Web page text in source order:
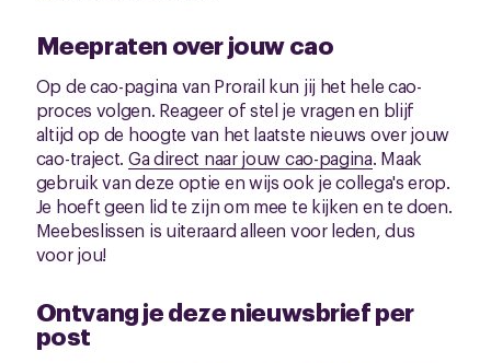
Meepraten over jouw cao
Op de cao-pagina van Prorail kun jij het hele cao-
proces volgen. Reageer of stel je vragen en blijf
altijd op de hoogte van het laatste nieuws over jouw
cao-traject. Ga direct naar jouw cao-pagina. Maak
gebruik van deze optie en wijs ook je collega's erop.
Je hoeft geen lid te zijn om mee te kijken en te doen.
Meebeslissen is uiteraard alleen voor leden, dus
voor jou!
Ontvang je deze nieuwsbrief per
post